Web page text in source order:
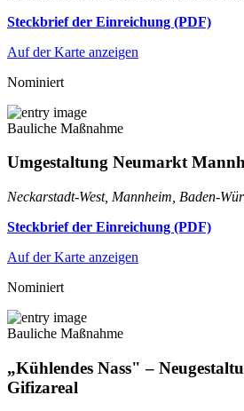
Steckbrief der Einreichung (PDF)
Auf der Karte anzeigen
Nominiert
Bauliche Maßnahme
Umgestaltung Neumarkt
Neckarstadt-West, Mannheim, Baden-
Steckbrief der Einreichung (PDF)
Auf der Karte anzeigen
Nominiert
Bauliche Maßnahme
„Kühlendes Nass" –
Gifizareal